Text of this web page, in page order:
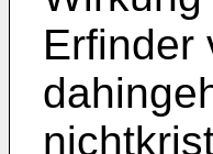
Erfinder